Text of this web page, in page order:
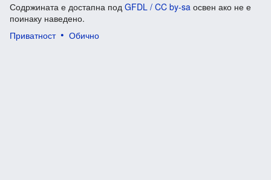
Содржината е достапна под GFDL / CC by-sa освен ако не е
поинаку наведено.
Приватност
Обично